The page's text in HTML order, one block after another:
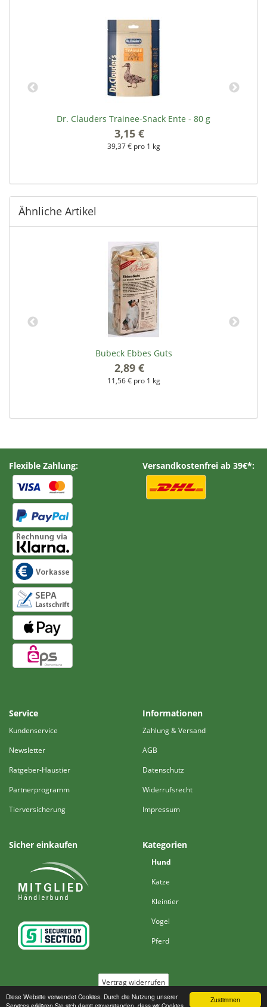
Zustimmen
Diese Website verwendet Cookies. Durch die Nutzung unserer
Dr. Clauders Trainee-Snack Ente - 80 g
3,15 €
39,37 € pro 1 kg
Ähnliche Artikel
Bubeck Ebbes Guts
2,89 €
11,56 € pro 1 kg
Flexible Zahlung: Versandkostenfrei ab 39€*:
Service
Kundenservice
Newsletter
Ratgeber-Haustier
Partnerprogramm
Tierversicherung
Informationen
Zahlung & Versand
AGB
Datenschutz
Widerrufsrecht
Impressum
Sicher einkaufen Kategorien
Hund
Katze
Kleintier
Vogel
Pferd
Vertrag widerrufen